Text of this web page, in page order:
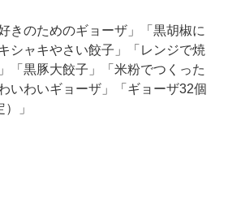
きのためのギョーザ」「黒胡椒に
シャキやさい餃子」「レンジで焼
「黒豚大餃子」「米粉でつくった
いわいギョーザ」「ギョーザ32個
」